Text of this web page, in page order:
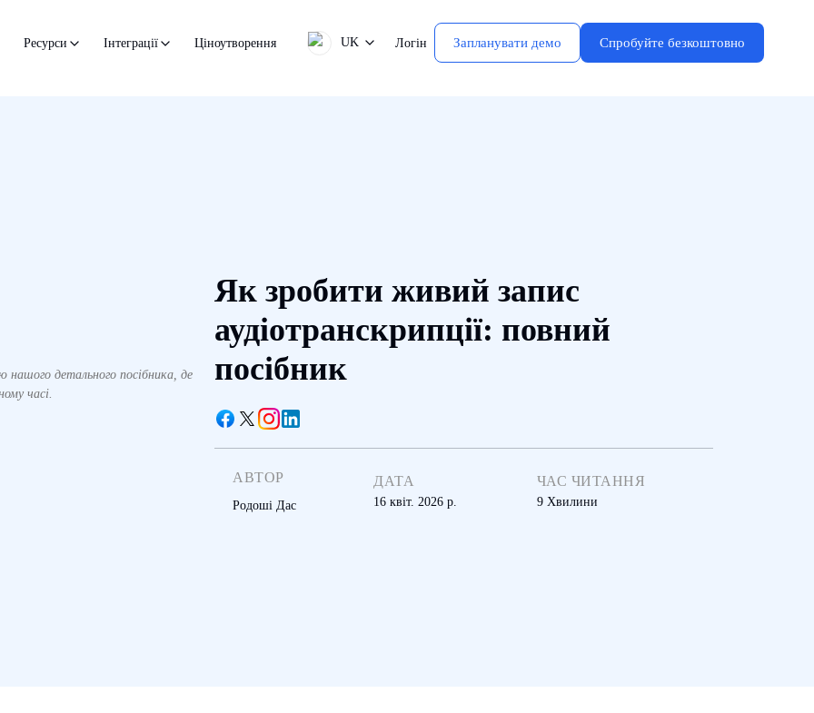
Ресурси Інтеграції Ціноутворення UK Логін Запланувати демо Спробуйте безкоштовно
нашого детального посібника, де
часі.
Як зробити живий запис
аудіотранскрипції: повний
посібник
АВТОР
Родоші Дас
ДАТА
16 квіт. 2026 р.
ЧАС ЧИТАННЯ
9 Хвилини